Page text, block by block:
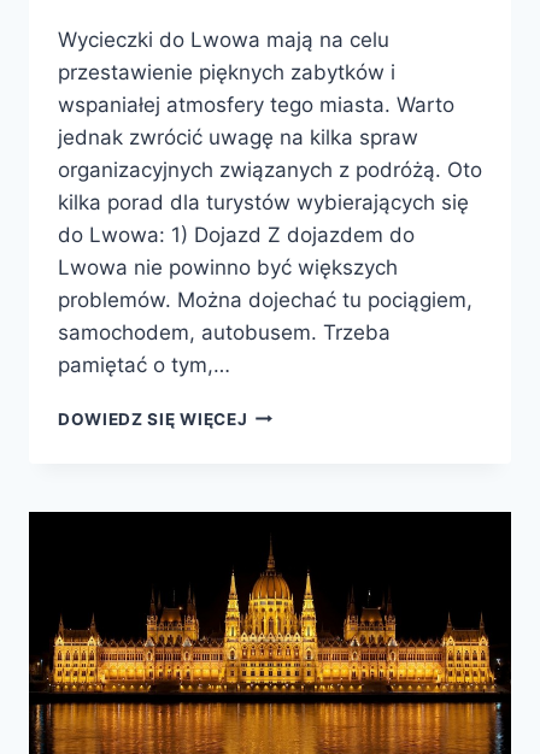
Wycieczki do Lwowa mają na celu
przestawienie pięknych zabytków i
wspaniałej atmosfery tego miasta. Warto
jednak zwrócić uwagę na kilka spraw
organizacyjnych związanych z podróżą. Oto
kilka porad dla turystów wybierających się
do Lwowa: 1) Dojazd Z dojazdem do
Lwowa nie powinno być większych
problemów. Można dojechać tu pociągiem,
samochodem, autobusem. Trzeba
pamiętać o tym,…
DOWIEDZ SIĘ WIĘCEJ PORADY
LWOWA